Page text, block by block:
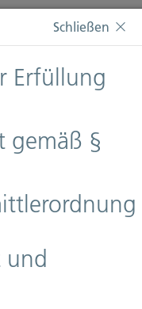
Wenn Sie weiterhin
SeiteDatenschutz
anzeigen
Schließen
Erfüllung
gemäß §
und